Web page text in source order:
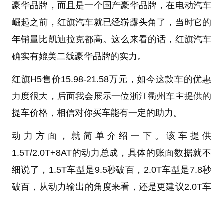
豪华品牌，而且是一个国产豪华品牌，在电动汽车
崛起之前，红旗汽车就已经崭露头角了，当时它的
年销量比凯迪拉克都高。这么来看的话，红旗汽车
确实有媲美二线豪华品牌的实力。
红旗H5售价15.98-21.58万元，如今这款车的优惠
力度很大，后面我会展示一位浙江衢州车主提供的
提车价格，相信对你买车能有一定的助力。
动力方面，就简单介绍一下。该车提供
1.5T/2.0T+8AT的动力总成，具体的账面数据就不
细说了，1.5T车型是9.5秒破百，2.0T车型是7.8秒
破百，从动力输出的角度来看，还是更建议2.0T车